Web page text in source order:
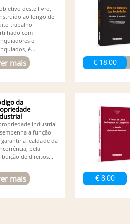
deste livro,
ao longo de
trabalho
com
e
é...
mais € 18,00
da
industrial
a função
a lealdade da
pela
de direitos...
mais € 8,00